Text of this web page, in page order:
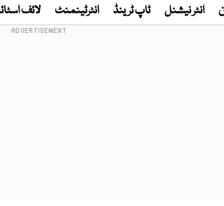
انٹر نیشنل ٹاپ ٹرینڈ انٹرٹینمنٹ لائف